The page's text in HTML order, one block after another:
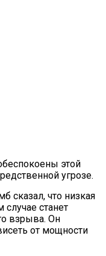
этой
угрозе.
сказал, что низкая
станет
взрыва. Он
от мощности